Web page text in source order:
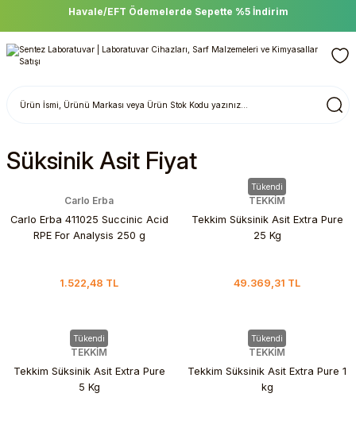
Havale/EFT Ödemelerde Sepette %5 İndirim
Süksinik Asit Fiyat
Carlo Erba
Carlo Erba 411025 Succinic Acid
RPE For Analysis 250 g
1.522,48 TL
Tükendi
TEKKİM
Tekkim Süksinik Asit Extra Pure
25 Kg
49.369,31 TL
Tükendi
TEKKİM
Tekkim Süksinik Asit Extra Pure
5 Kg
Tükendi
TEKKİM
Tekkim Süksinik Asit Extra Pure 1
kg